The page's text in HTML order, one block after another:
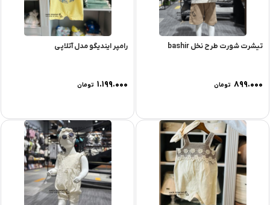
تیشرت شورت طرح نخل bashir
۸۹۹.۰۰۰ تومان
رامپر ایندیگو مدل آتلاپی
۱.۱۹۹.۰۰۰ تومان